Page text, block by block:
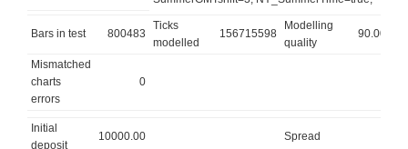
Bars in test 800483
Ticks
modelled
156715598
Modelling
quality
90.00%
Mismatched
charts
errors
0
Initial
deposit
10000.00 Spread